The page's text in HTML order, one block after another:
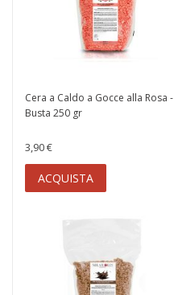
Cera a Caldo a Gocce alla Rosa -
Busta 250 gr
3,90 €
ACQUISTA